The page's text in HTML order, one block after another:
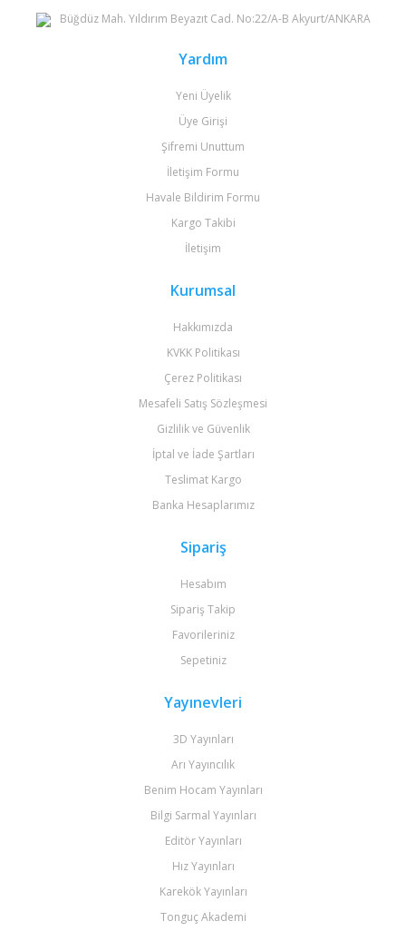
Büğdüz Mah. Yıldırım Beyazıt Cad. No:22/A-B Akyurt/ANKARA
Yardım
Yeni Üyelik
Üye Girişi
Şifremi Unuttum
İletişim Formu
Havale Bildirim Formu
Kargo Takibi
İletişim
Kurumsal
Hakkımızda
KVKK Politikası
Çerez Politikası
Mesafeli Satış Sözleşmesi
Gizlilik ve Güvenlik
İptal ve İade Şartları
Teslimat Kargo
Banka Hesaplarımız
Sipariş
Hesabım
Sipariş Takip
Favorileriniz
Sepetiniz
Yayınevleri
3D Yayınları
Arı Yayıncılık
Benim Hocam Yayınları
Bilgi Sarmal Yayınları
Editör Yayınları
Hız Yayınları
Karekök Yayınları
Tonguç Akademi